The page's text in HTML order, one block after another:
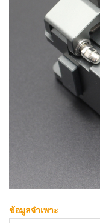
ข้อมูลจำเพาะ